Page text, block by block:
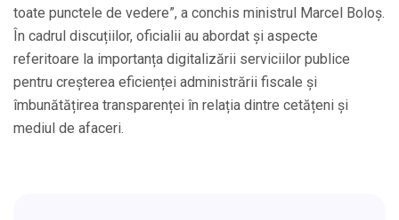
toate punctele de vedere”, a conchis ministrul
Marcel Boloș.
În cadrul discuțiilor, oficialii au abordat și aspecte
referitoare la importanța digitalizării serviciilor publice
pentru creșterea eficienței administrării fiscale și
îmbunătățirea transparenței în relația dintre cetățeni și
mediul de afaceri.